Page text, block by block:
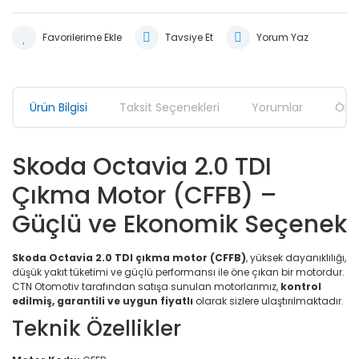
Tavsiye Et Yorum Yaz
Ürün Bilgisi Taksit Seçenekleri Yorumlar
Skoda Octavia 2.0 TDI
Çıkma Motor (CFFB) –
Güçlü ve Ekonomik Seçenek
Skoda Octavia 2.0 TDI çıkma motor (CFFB), yüksek dayanıklılığı,
düşük yakıt tüketimi ve güçlü performansı ile öne çıkan bir motordur.
CTN Otomotiv tarafından satışa sunulan motorlarımız, kontrol
edilmiş, garantili ve uygun fiyatlı olarak sizlere ulaştırılmaktadır.
Teknik Özellikler